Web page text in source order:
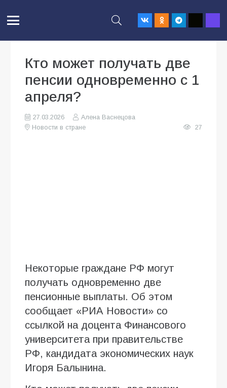
Кто может получать две
пенсии одновременно с 1
апреля?
27.03.2026
Алена Васнецова
Новости в стране
27
Некоторые граждане РФ могут
получать одновременно две
пенсионные выплаты. Об этом
сообщает «РИА Новости» со
ссылкой на доцента Финансового
университета при правительстве
РФ, кандидата экономических наук
Игоря Балынина.